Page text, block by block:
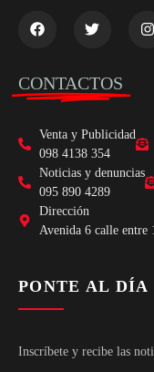
CONTACTOS
Venta y Publicidad
098 4138 354
Noticias y denuncias
095 890 4289
Dirección
Avenida 6 calle entre
PONTE AL DÍA
Inscríbete y recibe las